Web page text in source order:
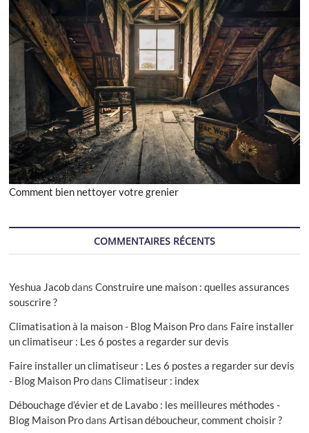
Comment bien nettoyer votre grenier
COMMENTAIRES RÉCENTS
Yeshua JacobdansConstruire une maison : quelles assurances
souscrire ?
Climatisation à la maison - Blog Maison Prodans Faire installer
un climatiseur : Les 6 postes a regarder sur devis
Faire installer un climatiseur : Les 6 postes a regarder sur devis
- Blog Maison ProdansClimatiseur : index
Débouchage d’évier et de Lavabo : les meilleures méthodes -
Blog Maison ProdansArtisan déboucheur, comment choisir ?